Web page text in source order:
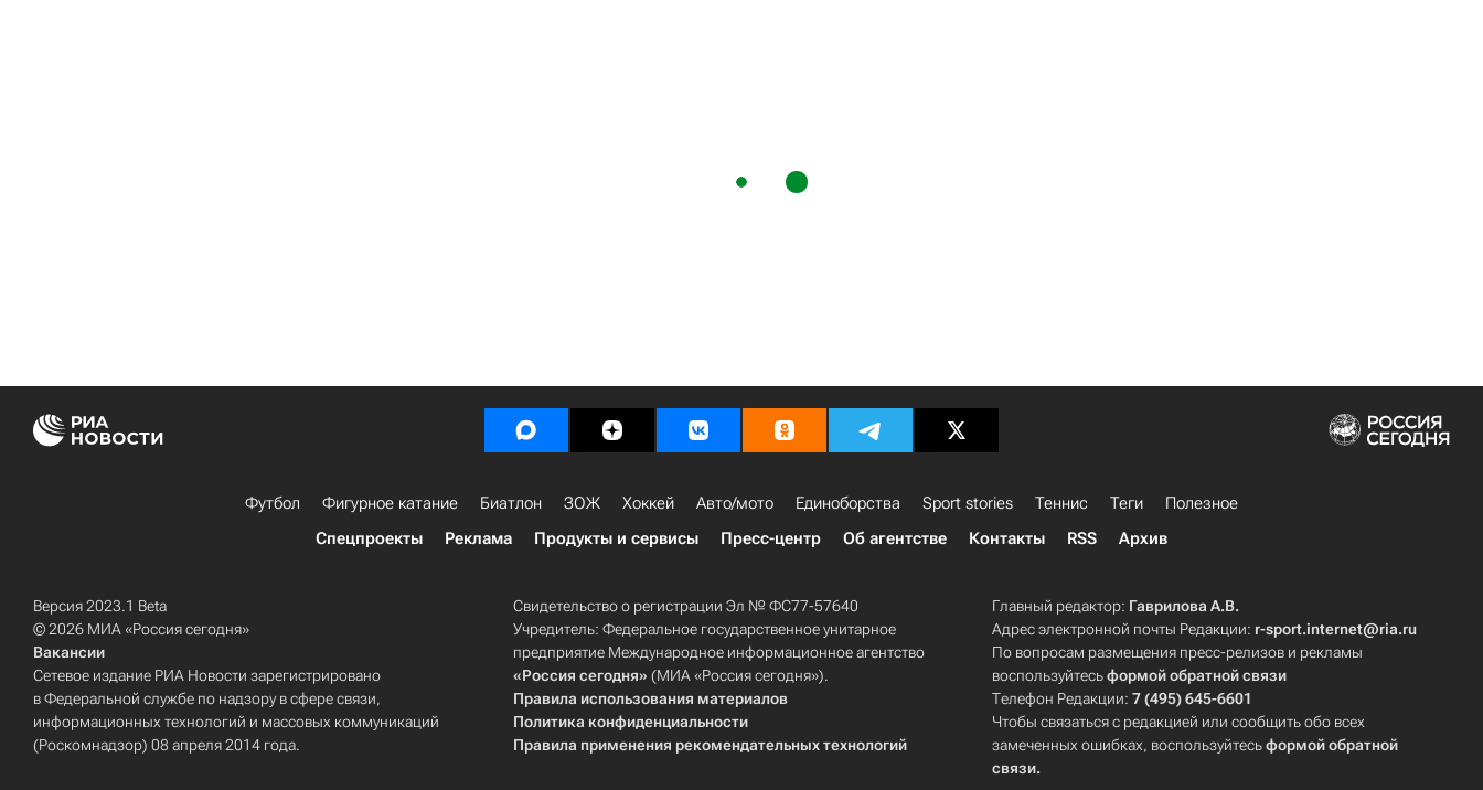
Футбол Фигурное катание Биатлон ЗОЖ Хоккей Авто/мото Единоборства Sport stories Теннис Теги
Полезное
Спецпроекты
Реклама Продукты и сервисы Пресс-центр Об агентстве Контакты RSS Архив
Версия 2023.1 Beta
© 2026 МИА «Россия сегодня»
Вакансии
Сетевое издание РИА Новости зарегистрировано
в Федеральной службе по надзору в сфере связи,
информационных технологий и массовых коммуникаций
(Роскомнадзор) 08 апреля 2014 года.
Свидетельство о регистрации Эл № ФС77-57640
Учредитель: Федеральное государственное унитарное
предприятие Международное информационное агентство
«Россия сегодня» (МИА «Россия сегодня»).
Правила использования материалов
Политика конфиденциальности
Правила применения рекомендательных технологий
Главный редактор: Гаврилова А.В.
Адрес электронной почты Редакции: r-sport.internet@ria.ru
По вопросам размещения пресс-релизов и рекламы
воспользуйтесьформой обратной связи
Телефон Редакции:7 (495) 645-6601
Чтобы связаться с редакцией или сообщить обо всех
замеченных ошибках, воспользуйтесьформой обратной
связи.